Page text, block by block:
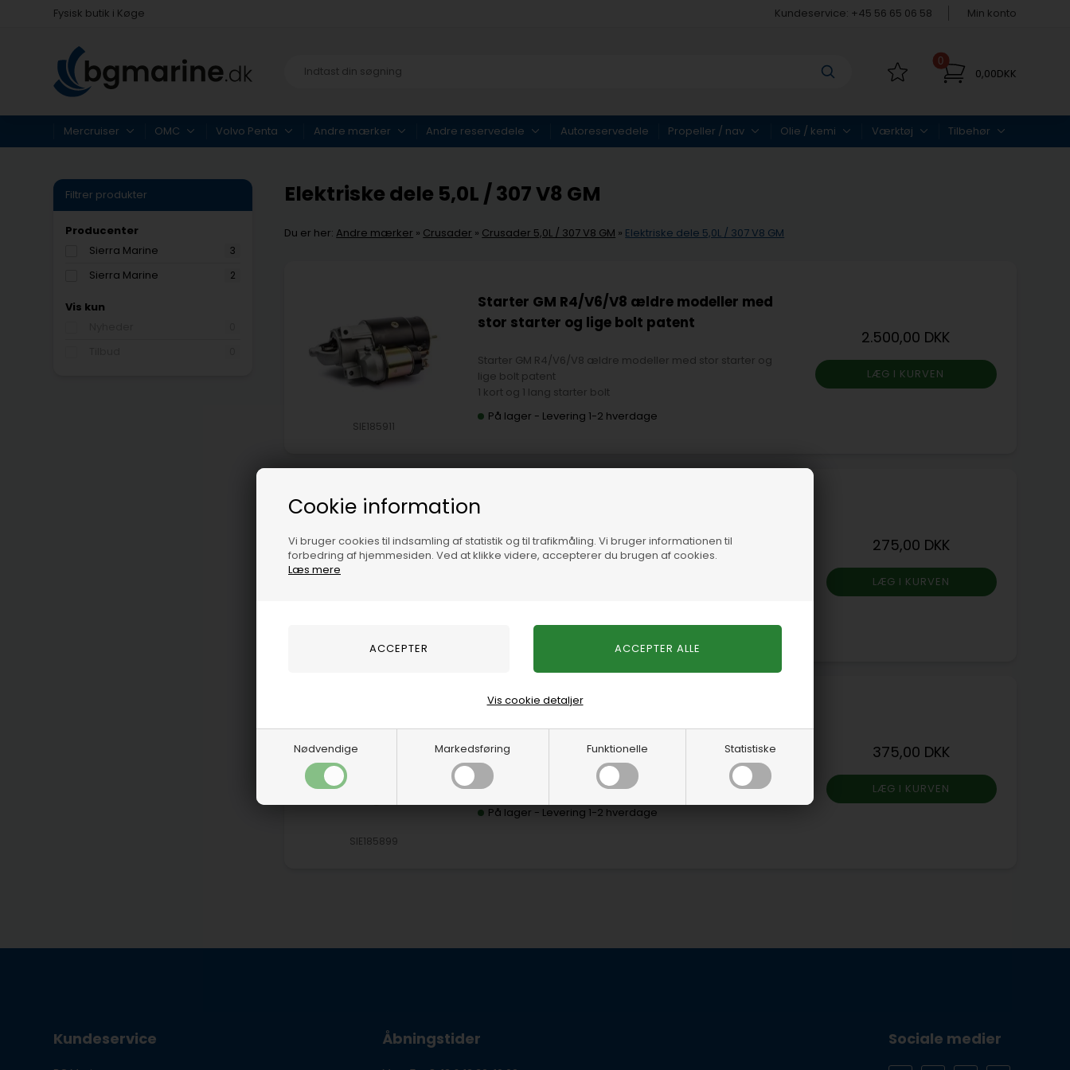
Cookie information
Vi bruger cookies til indsamling af statistik og til trafikmåling. Vi bruger informationen til
forbedring af hjemmesiden. Ved at klikke videre, accepterer du brugen af cookies.
Læs mere
Nødvendige Markedsføring Funktionelle Statistiske
Vis cookie detaljer
Fysisk butik i Køge
Fysisk butik i Køge
Hurtig levering med Postnord
Kundeservice: +45 56 65 06 58 Min konto
0
0,00DKK
Mercruiser OMC Volvo Penta Andre mærker Andre reservedele Autoreservedele Propeller / nav Olie / kemi Værktøj Tilbehør
Filtrer produkter
Producenter
Sierra Marine
3
Sierra Marine 2
Vis kun
Elektriske dele 5,0L / 307 V8 GM
Du er her: Andre mærker » Crusader » Crusader 5,0L / 307 V8 GM » Elektriske dele 5,0L / 307 V8 GM
SIE185911
Starter GM R4/V6/V8 ældre modeller med
stor starter og lige bolt patent
Starter GM R4/V6/V8 ældre modeller med stor starter og
lige bolt patent
1 kort og 1 lang starter bolt
På lager - Levering 1-2 hverdage
2.500,00 DKK
17 mm. (3/8 NPT) Type "D" giver
275,00 DKK
SIE185899
Olietrykskontakt 1/8" NPT til ur
10 mm. (1/8" NPT) Type "C" giver 80 psi
Olietrykskontakt Volvo Penta, OMC og Mercruiser
På lager - Levering 1-2 hverdage
375,00 DKK
Kundeservice Åbningstider Sociale medier